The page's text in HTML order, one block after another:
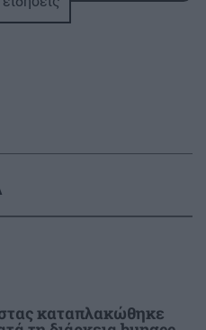
14:07
από την ΕΕΤΑΑ -
προσωπικό
του
καταπλακώθηκε